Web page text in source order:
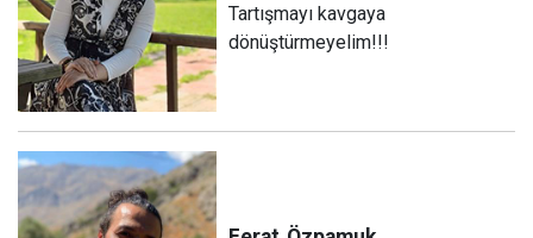
Tartışmayı kavgaya
dönüştürmeyelim!!!